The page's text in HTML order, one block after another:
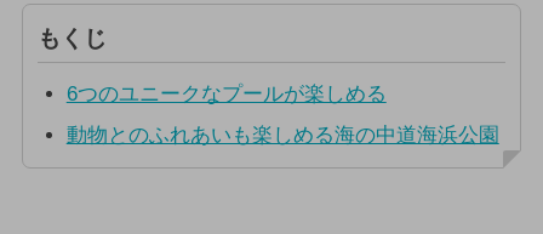
もくじ
6つのユニークなプールが楽しめる
動物とのふれあいも楽しめる海の中道海浜公園